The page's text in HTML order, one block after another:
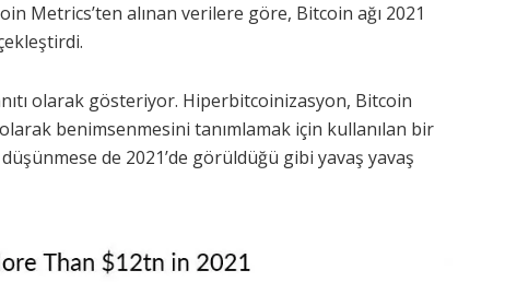
Metrics’ten alınan verilere göre, Bitcoin ağı 2021
olarak gösteriyor. Hiperbitcoinizasyon, Bitcoin
benimsenmesini tanımlamak için kullanılan bir
de 2021’de görüldüğü gibi yavaş yavaş